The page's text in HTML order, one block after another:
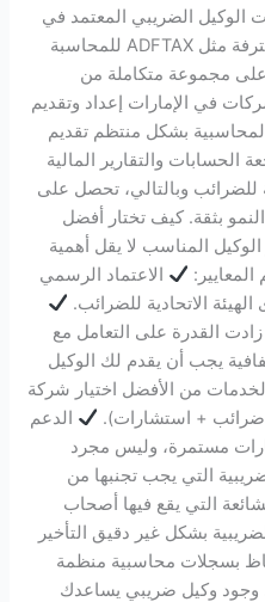
الوكيل الضريبي المعتمد في
الإمارات عند التعاقد مع شركة محترفة مثل ADFTAX للمحاسبة
مجموعة متكاملة من
في الإمارات إعداد وتقديم
بشكل منتظم تقديم
والتقارير المالية
للضرائب وبالتالي، تحصل على
بثقة. كيف تختار أفضل
المناسب لا يقل أهمية
الاعتماد الرسمي
الاتحادية للضرائب.
زادت القدرة على التعامل مع
يجب أن يقدم لك الوكيل
من الأفضل اختيار شركة
+ استشارات).
الدعم
مستمرة، وليس مجرد
التي يجب تجنبها من
التي يقع فيها أصحاب
بشكل غير دقيق التأخير
بسجلات محاسبية منظمة
وجود وكيل ضريبي يساعدك